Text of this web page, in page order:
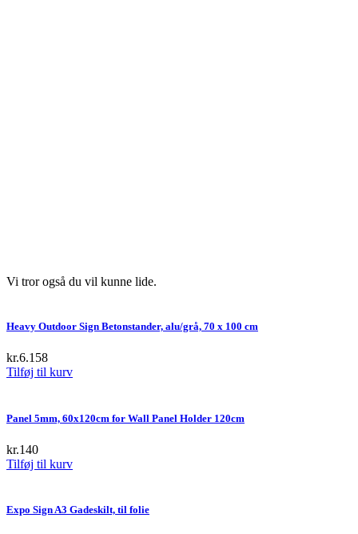
Vi tror også du vil kunne lide.
Heavy Outdoor Sign Betonstander, alu/grå, 70 x 100 cm
kr.6.158
Tilføj til kurv
Panel 5mm, 60x120cm for Wall Panel Holder 120cm
kr.140
Tilføj til kurv
Expo Sign A3 Gadeskilt, til folie